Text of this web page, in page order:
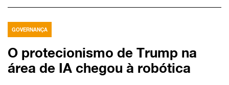
GOVERNANÇA
O protecionismo de Trump na
área de IA chegou à robótica